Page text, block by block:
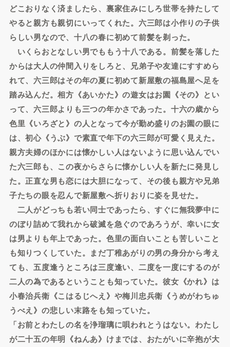
どこおりなく済ましたら、裏家住みにしろ世帯を持たして
やると親方も親切にいってくれた。六三郎は小作りの子供
らしい男なので、十八の春に初めて前髪を剃った。
いくらおとなしい男でももう十八である。前髪を落した
からは大人の仲間入りをしろと、兄弟子や友達にすすめら
れて、六三郎はその年の夏に初めて新屋敷の福島屋へ足を
踏み込んだ。相方《あいかた》の遊女はお園《その》とい
って、六三郎よりも三つの年かさであった。十六の歳から
色里《いろざと》の人となって今が勤め盛りのお園の眼に
は、初心《うぶ》で素直で年下の六三郎が可愛く見えた。
親方夫婦のほかには懐かしい人はないように思い込んでい
た六三郎も、この夜からさらに懐かしい人を新たに発見し
た。正直な男も恋には大胆になって、その後も親方や兄弟
子たちの眼を忍んで新屋敷へ折りおりに姿を見せた。
二人がどっちも若い同士であったら、すぐに無我夢中に
のぼり詰めて我れから破滅を急ぐのであろうが、幸いに女
は男よりも年上であった。色里の面白いことも苦しいこと
も知りつくしていた。まだ丁稚あがりの男の身分から考え
ても、五度逢うところは三度逢い、二度を一度にするのが
二人の為であるということも知っていた。彼女《かれ》は
小春治兵衛《こはるじへえ》や梅川忠兵衛《うめがわちゅ
うべえ》の悲しい末路をも知っていた。
「お前とわたしの名を浄瑠璃に唄われとうはない。わたし
が二十五の年明《ねんあ》けまでは、おたがいに辛抱が大